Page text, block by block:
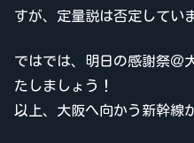
すが、定量説は否定してい
ではでは、明日の感謝祭＠
たしましょう！
以上、大阪へ向かう新幹線